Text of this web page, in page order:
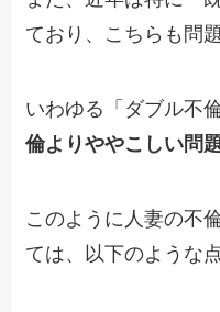
ており、こちらも問
いわゆる「ダブル不
倫よりややこしい問
このように人妻の不
ては、以下のような